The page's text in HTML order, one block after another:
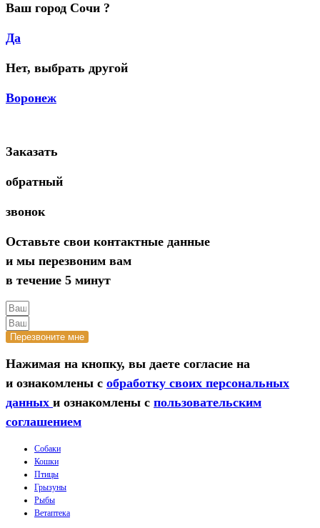
Ваш город Сочи ?
Да
Нет, выбрать другой
Воронеж
Заказать
обратный
звонок
Оставьте свои контактные данные
и мы перезвоним вам
в течение 5 минут
Перезвоните мне
Нажимая на кнопку, вы даете согласие на
и ознакомлены с обработку своих персональных
данных и ознакомлены с пользовательским
соглашением
Собаки
Кошки
Птицы
Грызуны
Рыбы
Ветаптека